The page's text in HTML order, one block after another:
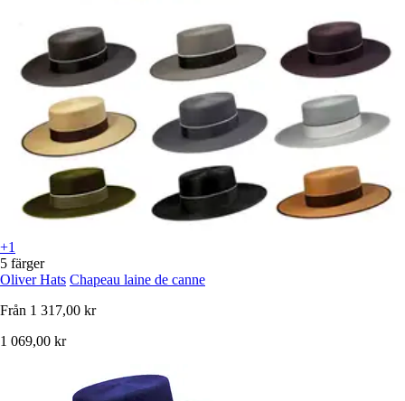
+1
5 färger
Oliver Hats Chapeau laine de canne
Från 1 317,00 kr
1 069,00 kr